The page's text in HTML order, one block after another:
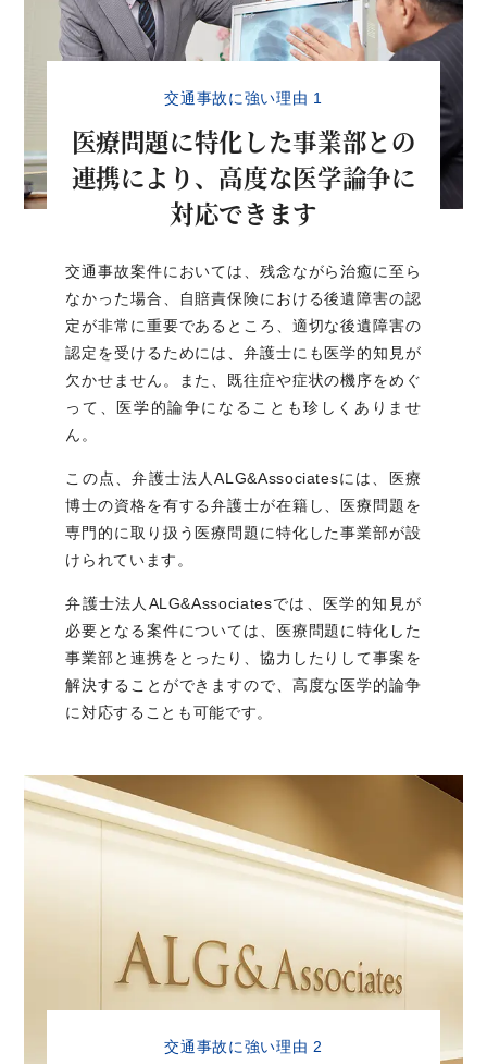
交通事故に強い理由 1
医療問題に特化した事業部との
連携により、 高度な医学論争に
対応できます
交通事故案件においては、残念ながら治癒に至ら
なかった場合、自賠責保険における後遺障害の認
定が非常に重要であるところ、適切な後遺障害の
認定を受けるためには、弁護士にも医学的知見が
欠かせません。また、既往症や症状の機序をめぐ
って、医学的論争になることも珍しくありませ
ん。
この点、弁護士法人ALG&Associatesには、医療
博士の資格を有する弁護士が在籍し、医療問題を
専門的に取り扱う医療問題に特化した事業部が設
けられています。
弁護士法人ALG&Associatesでは、医学的知見が
必要となる案件については、医療問題に特化した
事業部と連携をとったり、協力したりして事案を
解決することができますので、高度な医学的論争
に対応することも可能です。
交通事故に強い理由 2